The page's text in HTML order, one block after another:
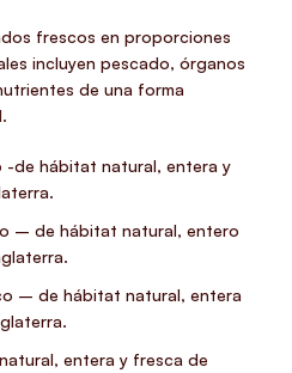
frescos en proporciones
incluyen pescado, órganos
de una forma
-de hábitat natural, entera y
– de hábitat natural, entero
– de hábitat natural, entera
entera y fresca de